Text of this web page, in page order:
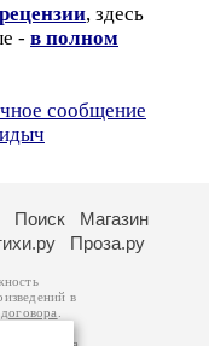
, здесь
- в полном
сообщение
Поиск
Магазин
Проза.ру
в
авторам